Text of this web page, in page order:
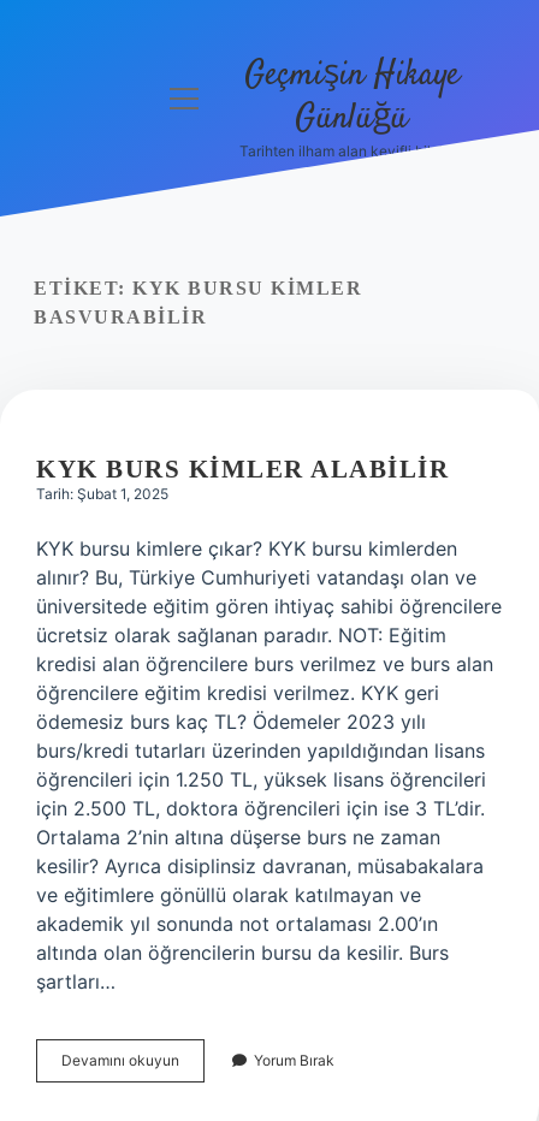
Yasal Uyarı
menüyü
Geçmişin Hikaye
Günlüğü
Tarihten ilham alan keyifli bilgiler!
ETIKET: KYK BURSU KIMLER
BASVURABILIR
KYK BURS KIMLER ALABILIR
Tarih: Şubat 1, 2025
KYK bursu kimlere çıkar? KYK bursu kimlerden
alınır? Bu, Türkiye Cumhuriyeti vatandaşı olan ve
üniversitede eğitim gören ihtiyaç sahibi öğrencilere
ücretsiz olarak sağlanan paradır. NOT: Eğitim
kredisi alan öğrencilere burs verilmez ve burs alan
öğrencilere eğitim kredisi verilmez. KYK geri
ödemesiz burs kaç TL? Ödemeler 2023 yılı
burs/kredi tutarları üzerinden yapıldığından lisans
öğrencileri için 1.250 TL, yüksek lisans öğrencileri
için 2.500 TL, doktora öğrencileri için ise 3 TL’dir.
Ortalama 2’nin altına düşerse burs ne zaman
kesilir? Ayrıca disiplinsiz davranan, müsabakalara
ve eğitimlere gönüllü olarak katılmayan ve
akademik yıl sonunda not ortalaması 2.00’ın
altında olan öğrencilerin bursu da kesilir. Burs
şartları…
Devamını okuyun
Burs
Yorum Bırak